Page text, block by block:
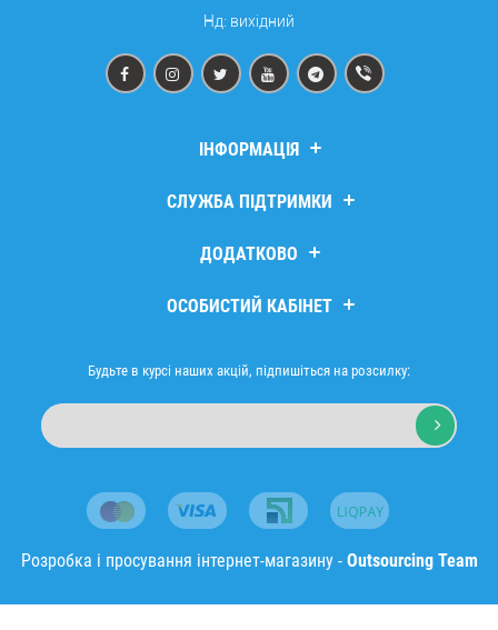
Нд: вихідний
ІНФОРМАЦІЯ
Про компанію
Повернення та обмін
Договір публічної оферти
СЛУЖБА ПІДТРИМКИ
Повернення товару
ДОДАТКОВО
Подарункові сертифікати
Товари зі знижкою
ОСОБИСТИЙ КАБІНЕТ
Історія замовлень
Будьте в курсі наших акцій, підпишіться на розсилку:
Розробка і просування інтернет-магазину - Outsourcing Team